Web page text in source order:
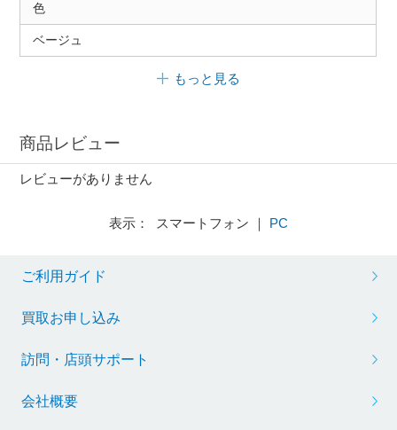
色
ベージュ
もっと見る
商品レビュー
レビューがありません
表示： スマートフォン ｜ PC
ご利用ガイド
買取お申し込み
訪問・店頭サポート
会社概要